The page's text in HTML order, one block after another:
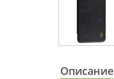
Описание